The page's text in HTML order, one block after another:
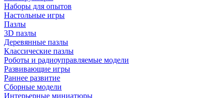
Наборы для опытов
Настольные игры
Пазлы
3D пазлы
Деревянные пазлы
Классические пазлы
Роботы и радиоуправляемые модели
Развивающие игры
Раннее развитие
Сборные модели
Интерьерные миниатюры